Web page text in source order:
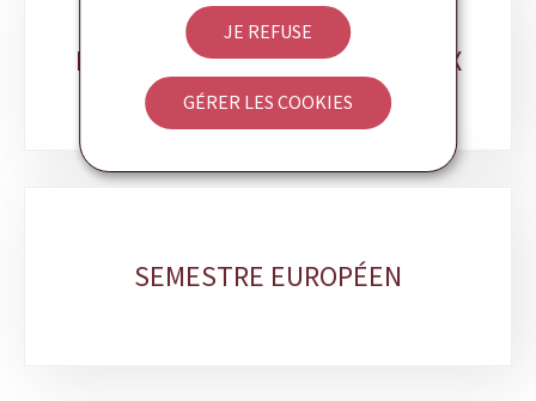
JE REFUSE
GÉRER LES COOKIES
BENCHMARKS INTERNATIONAUX
SEMESTRE EUROPÉEN